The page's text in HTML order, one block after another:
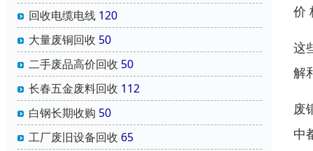
回收电缆电线 120
大量废铜回收 50
二手废品高价回收 50
长春五金废料回收 112
白钢长期收购 50
工厂废旧设备回收 65
价
这
解
废
中